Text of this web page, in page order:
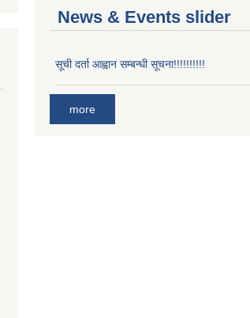
News & Events slider
सूची दर्ता आह्वान सम्बन्धी सूचना!!!!!!!!!!
more